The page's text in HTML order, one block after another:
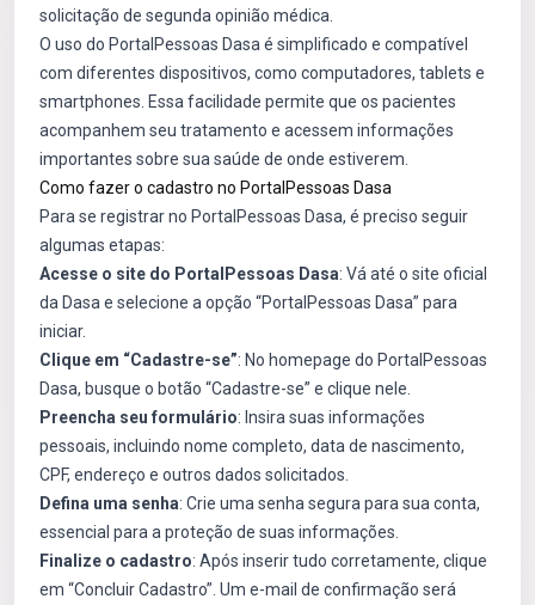
solicitação de segunda opinião médica.
O uso do PortalPessoas Dasa é simplificado e compatível
com diferentes dispositivos, como computadores, tablets e
smartphones. Essa facilidade permite que os pacientes
acompanhem seu tratamento e acessem informações
importantes sobre sua saúde de onde estiverem.
Como fazer o cadastro no PortalPessoas Dasa
Para se registrar no PortalPessoas Dasa, é preciso seguir
algumas etapas:
Acesse o site do PortalPessoas Dasa: Vá até o site oficial
da Dasa e selecione a opção “PortalPessoas Dasa” para
iniciar.
Clique em “Cadastre-se”: No homepage do PortalPessoas
Dasa, busque o botão “Cadastre-se” e clique nele.
Preencha seu formulário: Insira suas informações
pessoais, incluindo nome completo, data de nascimento,
CPF, endereço e outros dados solicitados.
Defina uma senha: Crie uma senha segura para sua conta,
essencial para a proteção de suas informações.
Finalize o cadastro: Após inserir tudo corretamente, clique
em “Concluir Cadastro”. Um e-mail de confirmação será